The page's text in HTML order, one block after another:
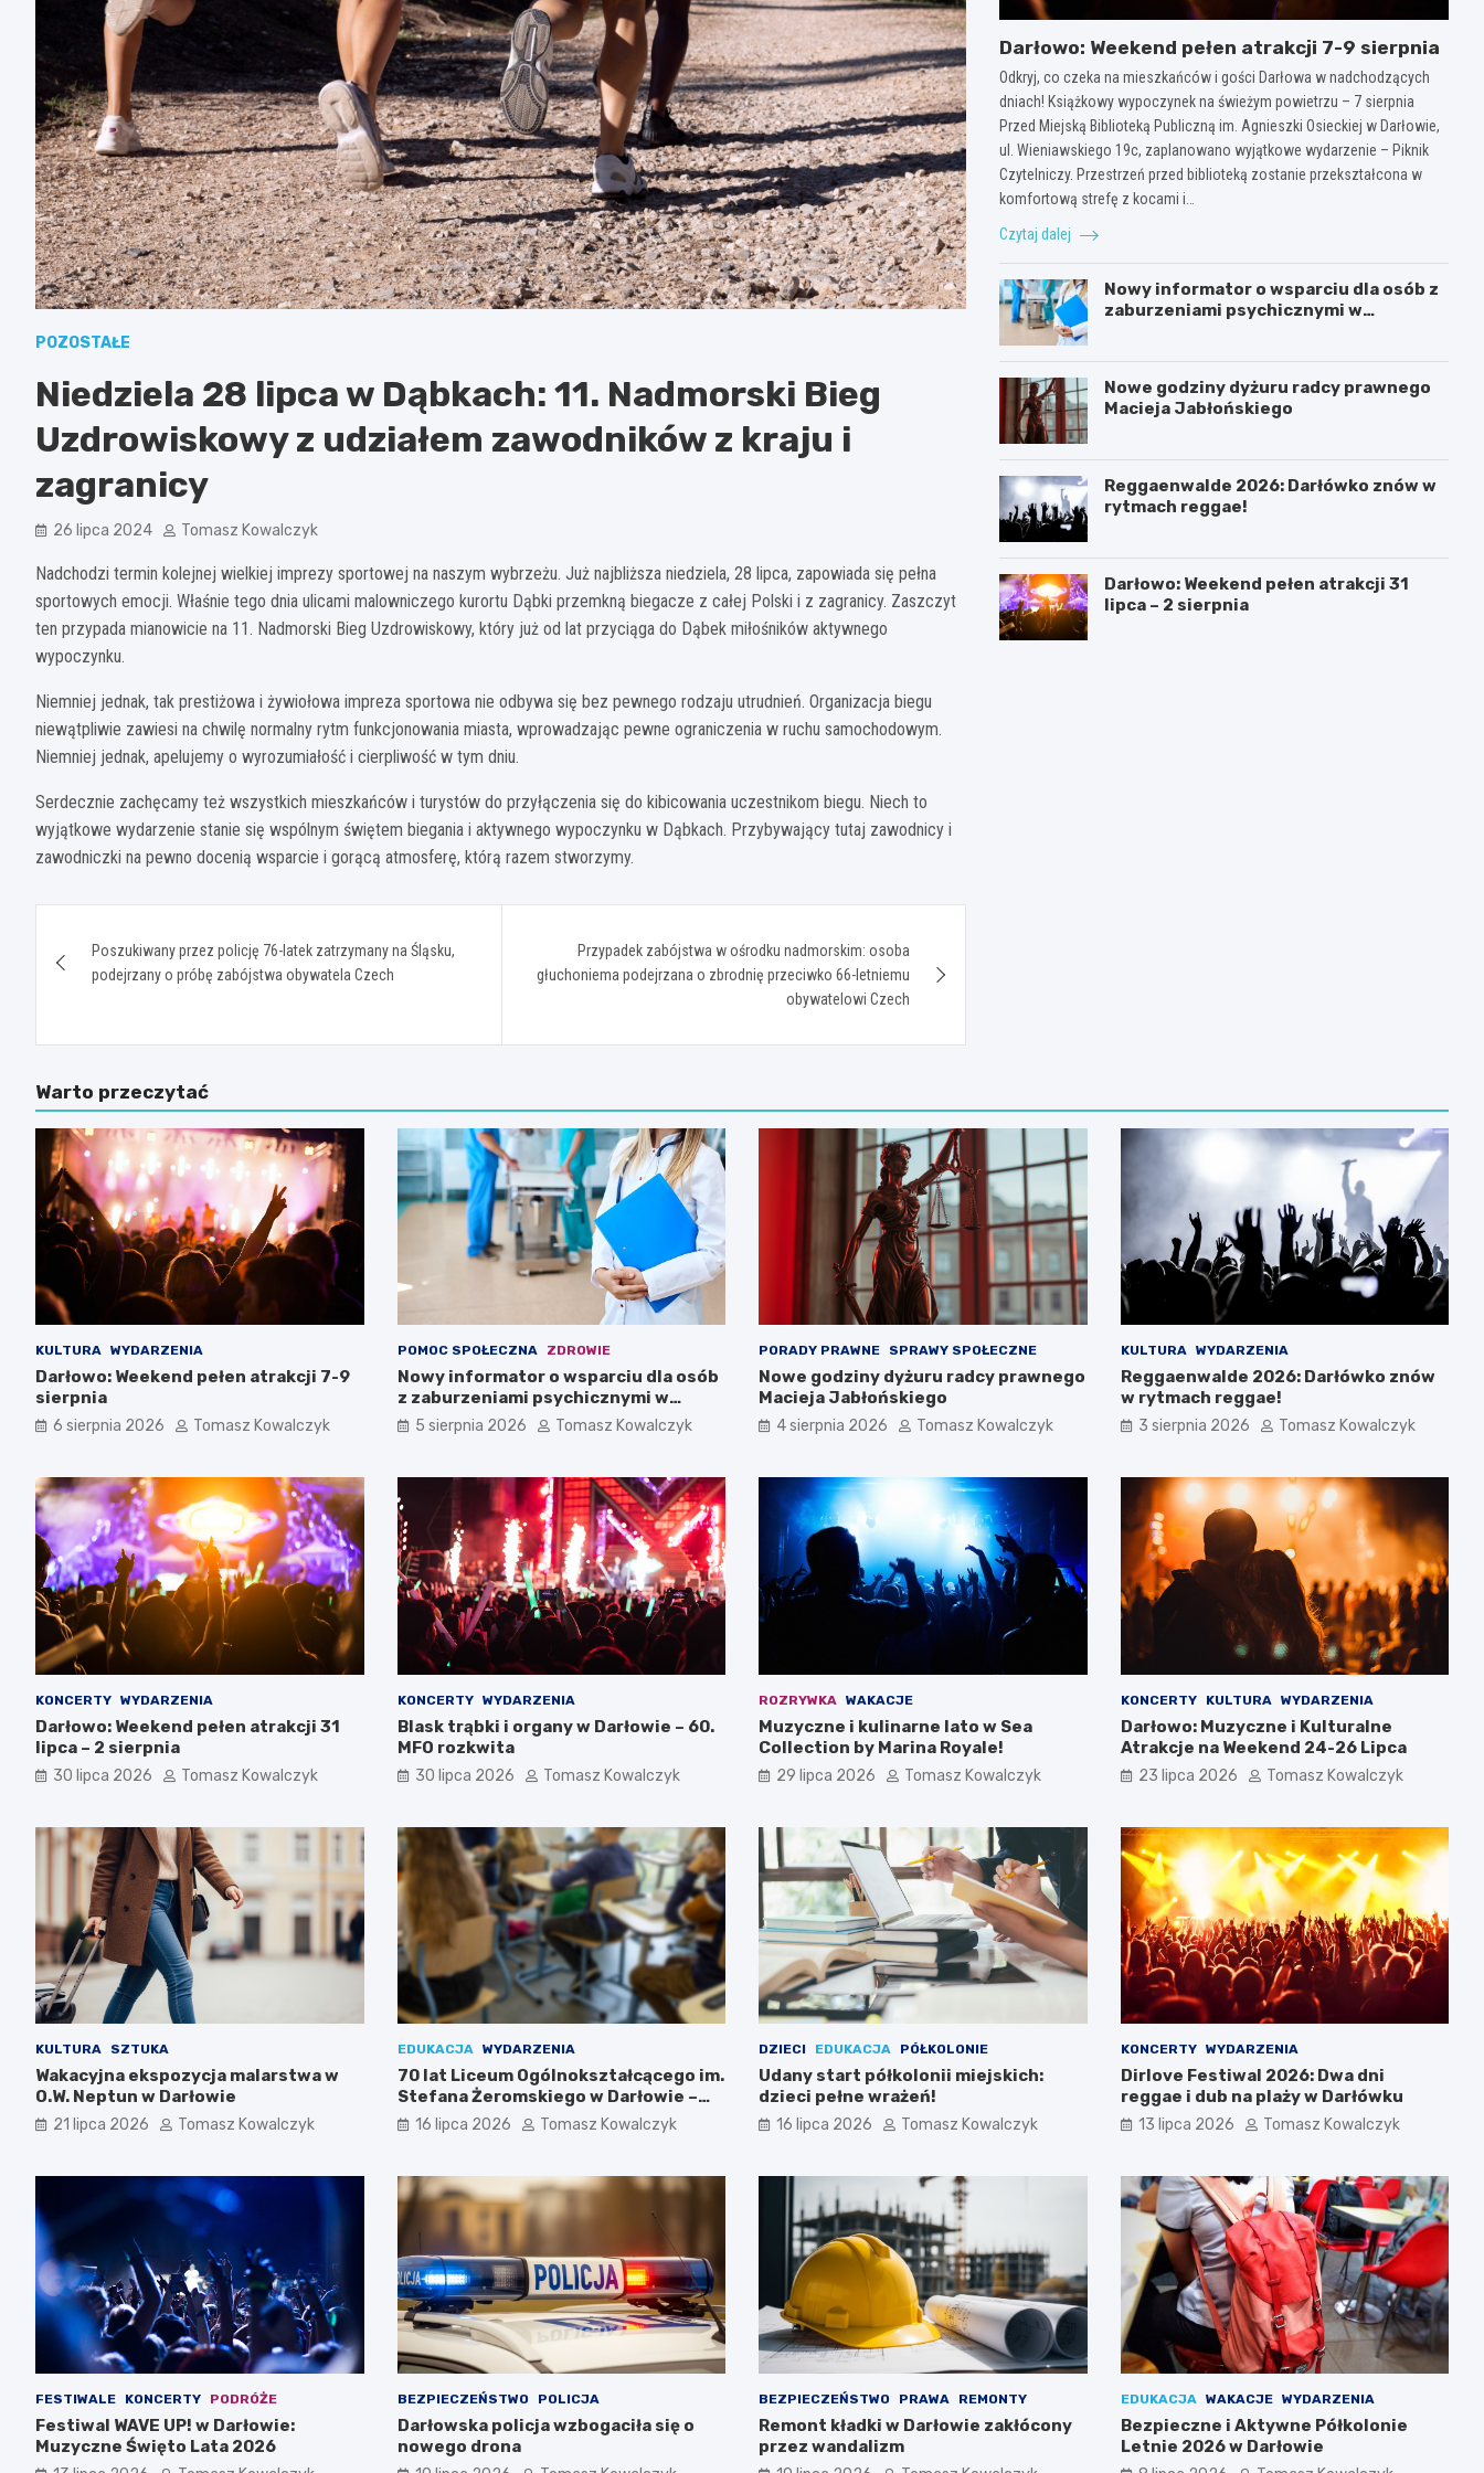
POZOSTAŁE
Niedziela 28 lipca w Dąbkach: 11. Nadmorski Bieg
Uzdrowiskowy z udziałem zawodników z kraju i
zagranicy
26 lipca 2024 Tomasz Kowalczyk
Nadchodzi termin kolejnej wielkiej imprezy sportowej na naszym wybrzeżu. Już najbliższa niedziela, 28 lipca, zapowiada się pełna
sportowych emocji. Właśnie tego dnia ulicami malowniczego kurortu Dąbki przemkną biegacze z całej Polski i z zagranicy. Zaszczyt
ten przypada mianowicie na 11. Nadmorski Bieg Uzdrowiskowy, który już od lat przyciąga do Dąbek miłośników aktywnego
wypoczynku.
Niemniej jednak, tak prestiżowa i żywiołowa impreza sportowa nie odbywa się bez pewnego rodzaju utrudnień. Organizacja biegu
niewątpliwie zawiesi na chwilę normalny rytm funkcjonowania miasta, wprowadzając pewne ograniczenia w ruchu samochodowym.
Niemniej jednak, apelujemy o wyrozumiałość i cierpliwość w tym dniu.
Serdecznie zachęcamy też wszystkich mieszkańców i turystów do przyłączenia się do kibicowania uczestnikom biegu. Niech to
wyjątkowe wydarzenie stanie się wspólnym świętem biegania i aktywnego wypoczynku w Dąbkach. Przybywający tutaj zawodnicy i
zawodniczki na pewno docenią wsparcie i gorącą atmosferę, którą razem stworzymy.
wpisuPoszukiwany przez policję 76-latek zatrzymany na Śląsku,
podejrzany o próbę zabójstwa obywatela Czech
Przypadek zabójstwa w ośrodku nadmorskim: osoba
głuchoniema podejrzana o zbrodnię przeciwko 66-letniemu
obywatelowi Czech
Darłowo: Weekend pełen atrakcji 7-9 sierpnia
Odkryj, co czeka na mieszkańców i gości Darłowa w nadchodzących
dniach! Książkowy wypoczynek na świeżym powietrzu – 7 sierpnia
Przed Miejską Biblioteką Publiczną im. Agnieszki Osieckiej w Darłowie,
ul. Wieniawskiego 19c, zaplanowano wyjątkowe wydarzenie – Piknik
Czytelniczy. Przestrzeń przed biblioteką zostanie przekształcona w
komfortową strefę z kocami i…
Czytaj dalej
Nowy informator o wsparciu dla osób z
zaburzeniami psychicznymi w
Nowe godziny dyżuru radcy prawnego
Macieja Jabłońskiego
Reggaenwalde 2026: Darłówko znów w
rytmach reggae!
Darłowo: Weekend pełen atrakcji 31
lipca – 2 sierpnia
Warto przeczytać
KULTURA WYDARZENIA
Darłowo: Weekend pełen atrakcji 7-9
sierpnia
6 sierpnia 2026 Tomasz Kowalczyk
POMOC SPOŁECZNA ZDROWIE
Nowy informator o wsparciu dla osób
z zaburzeniami psychicznymi w
Zachodniopomorskiem na 2026 rok
5 sierpnia 2026 Tomasz Kowalczyk
PORADY PRAWNE SPRAWY SPOŁECZNE
Nowe godziny dyżuru radcy prawnego
Macieja Jabłońskiego
4 sierpnia 2026 Tomasz Kowalczyk
KULTURA WYDARZENIA
Reggaenwalde 2026: Darłówko znów
w rytmach reggae!
3 sierpnia 2026 Tomasz Kowalczyk
KONCERTY WYDARZENIA
Darłowo: Weekend pełen atrakcji 31
lipca – 2 sierpnia
30 lipca 2026 Tomasz Kowalczyk
KONCERTY WYDARZENIA
Blask trąbki i organy w Darłowie – 60.
MFO rozkwita
30 lipca 2026 Tomasz Kowalczyk
ROZRYWKA WAKACJE
Muzyczne i kulinarne lato w Sea
Collection by Marina Royale!
29 lipca 2026 Tomasz Kowalczyk
KONCERTY KULTURA WYDARZENIA
Darłowo: Muzyczne i Kulturalne
Atrakcje na Weekend 24-26 Lipca
23 lipca 2026 Tomasz Kowalczyk
KULTURA SZTUKA
Wakacyjna ekspozycja malarstwa w
O.W. Neptun w Darłowie
21 lipca 2026 Tomasz Kowalczyk
EDUKACJA WYDARZENIA
70 lat Liceum Ogólnokształcącego im.
Stefana Żeromskiego w Darłowie –
Świętuj z nami!
16 lipca 2026 Tomasz Kowalczyk
DZIECI EDUKACJA PÓŁKOLONIE
Udany start półkolonii miejskich:
dzieci pełne wrażeń!
16 lipca 2026 Tomasz Kowalczyk
KONCERTY WYDARZENIA
Dirlove Festiwal 2026: Dwa dni
reggae i dub na plaży w Darłówku
13 lipca 2026 Tomasz Kowalczyk
FESTIWALE KONCERTY PODRÓŻE
Festiwal WAVE UP! w Darłowie:
Muzyczne Święto Lata 2026
BEZPIECZEŃSTWO POLICJA
Darłowska policja wzbogaciła się o
nowego drona
BEZPIECZEŃSTWO PRAWA REMONTY
Remont kładki w Darłowie zakłócony
przez wandalizm
EDUKACJA WAKACJE WYDARZENIA
Bezpieczne i Aktywne Półkolonie
Letnie 2026 w Darłowie